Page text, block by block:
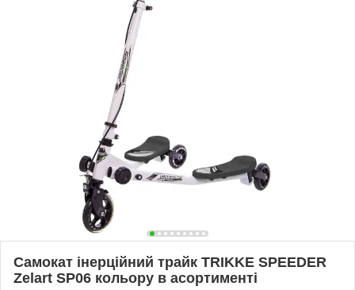
Самокат інерційний трайк TRIKKE SPEEDER
Zelart SP06 кольору в асортименті